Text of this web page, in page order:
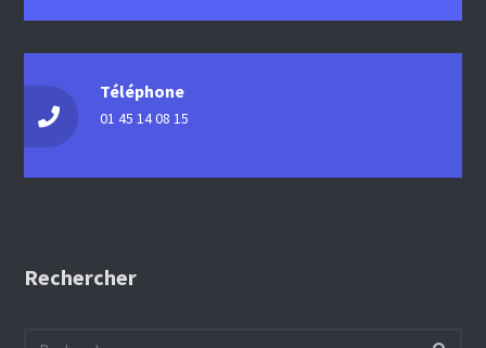
Téléphone
01 45 14 08 15
Rechercher